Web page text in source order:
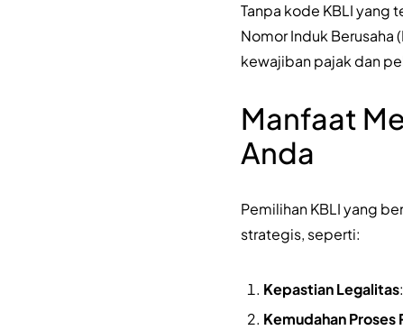
Tanpa kode KBLI yang
Nomor Induk Berusaha
kewajiban pajak dan
Manfaat
Anda
Pemilihan KBLI yang
strategis, seperti:
Kepastian Legalitas
Kemudahan Proses